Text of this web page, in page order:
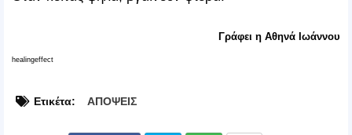
Γράφει η Αθηνά Ιωάννου
healingeffect
Ετικέτα: ΑΠΟΨΕΙΣ